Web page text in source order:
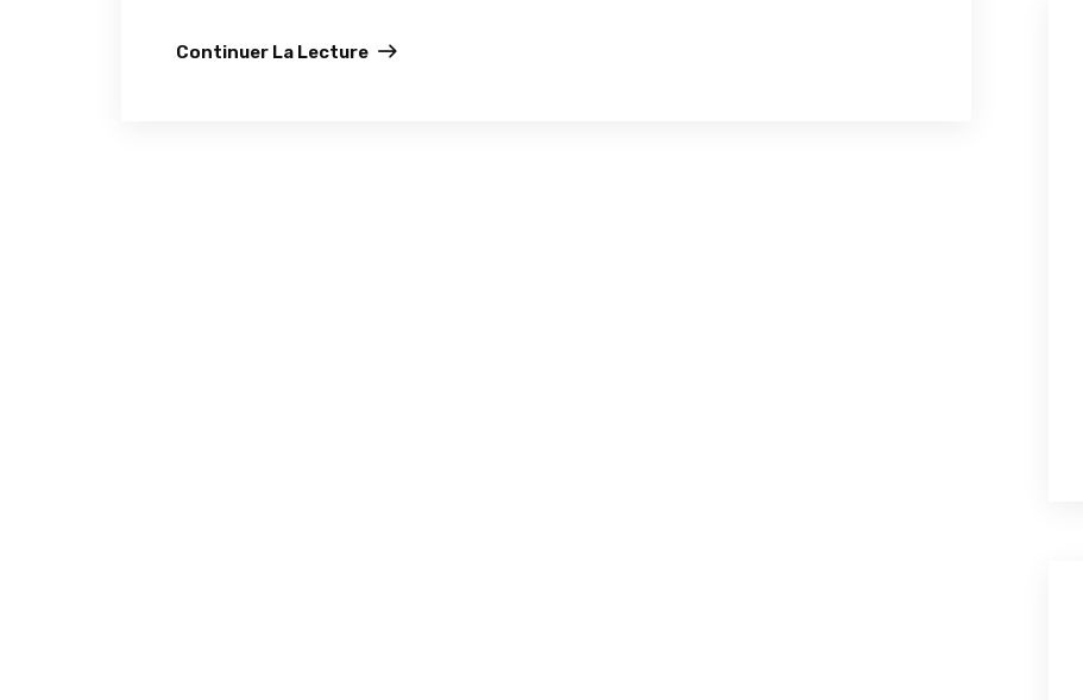
Continuer La Lecture